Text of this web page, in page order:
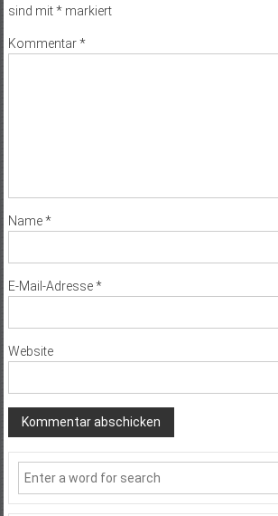
sind mit*markiert
Kommentar*
Name*
E-Mail-Adresse*
Website